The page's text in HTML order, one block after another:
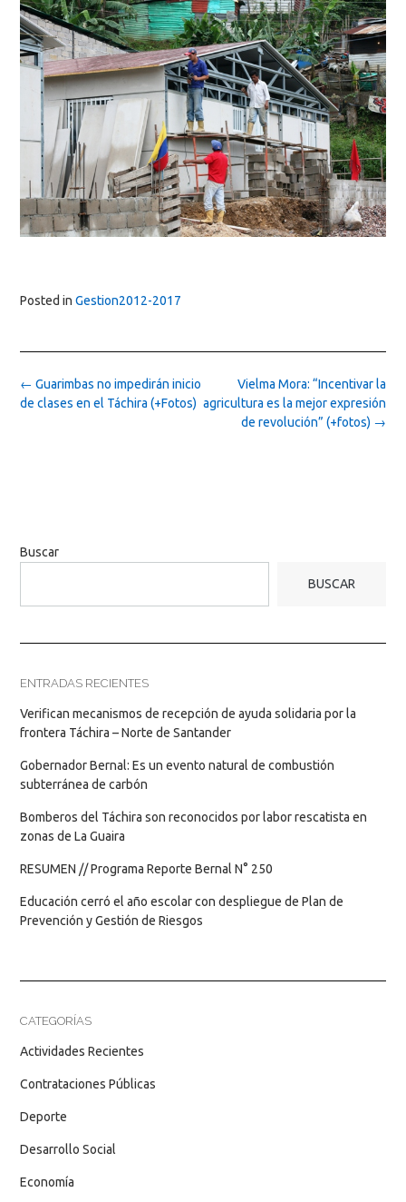
Posted in Gestion2012-2017
Post
navigation
Vielma Mora: “Incentivar la
agricultura es la mejor expresión
de revolución” (+fotos) →
← Guarimbas no impedirán inicio
de clases en el Táchira (+Fotos)
Buscar
BUSCAR
ENTRADAS RECIENTES
Verifican mecanismos de recepción de ayuda solidaria por la
frontera Táchira – Norte de Santander
Gobernador Bernal: Es un evento natural de combustión
subterránea de carbón
Bomberos del Táchira son reconocidos por labor rescatista en
zonas de La Guaira
RESUMEN // Programa Reporte Bernal N° 250
Educación cerró el año escolar con despliegue de Plan de
Prevención y Gestión de Riesgos
CATEGORÍAS
Actividades Recientes
Contrataciones Públicas
Deporte
Desarrollo Social
Economía